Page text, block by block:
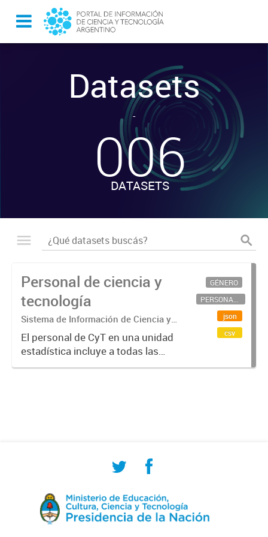
Datasets
-
006
DATASETS
Personal de ciencia y
tecnología
Sistema de Información de Ciencia y
Tecnología Argentino (SICYTAR)
El personal de CyT en una unidad
estadística incluye a todas las
personas involucradas
GÉNERO
PERSONAL CIENTÍFICO-TECNOLÓGICO
json
csv